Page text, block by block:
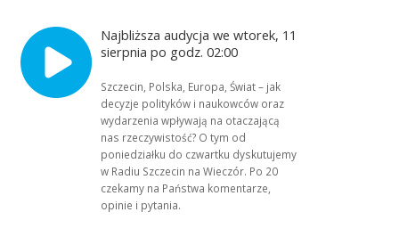
Najbliższa audycja we wtorek, 11
sierpnia po godz. 02:00
Szczecin, Polska, Europa, Świat – jak
decyzje polityków i naukowców oraz
wydarzenia wpływają na otaczającą
nas rzeczywistość? O tym od
poniedziałku do czwartku dyskutujemy
w Radiu Szczecin na Wieczór. Po 20
czekamy na Państwa komentarze,
opinie i pytania.